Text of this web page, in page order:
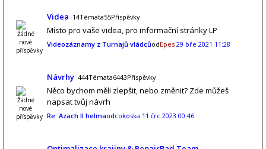
Videa 14Témata55Příspěvky
Místo pro vaše videa, pro informační stránky LP
Videozáznamy z Turnajů vládcůodEpes 29 bře 2021 11:28
Návrhy 444Témata6443Příspěvky
Něco bychom měli zlepšit, nebo změnit? Zde můžeš
napsat tvůj návrh
Re: Azach II helmaodcokoska 11 črc 2023 00:46